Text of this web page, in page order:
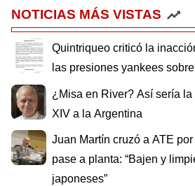
NOTICIAS MÁS VISTAS
Quintriqueo criticó la
las presiones yankees
¿Misa en River? Así sería
XIV a la Argentina
Juan Martín cruzó a ATE
pase a planta: “Bajen y
japoneses”